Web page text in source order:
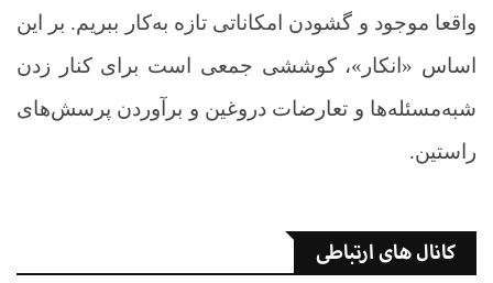
واقعا موجود و گشودن امکاناتی تازه به‌کار ببریم. بر این
اساس «انکار»، کوششی جمعی است برای کنار زدن
شبه‌مسئله‌ها و تعارضات دروغین و برآوردن پرسش‌های
راستین.
کانال های ارتباطی